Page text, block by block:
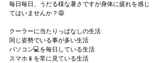
毎日毎日、うだる様な暑さですが身体に疲れを感じ
てはいませんか？😩
クーラーに当たりっぱなしの生活
同じ姿勢でいる事が多い生活
パソコン💻を毎日している生活
スマホ📱を常に見ている生活